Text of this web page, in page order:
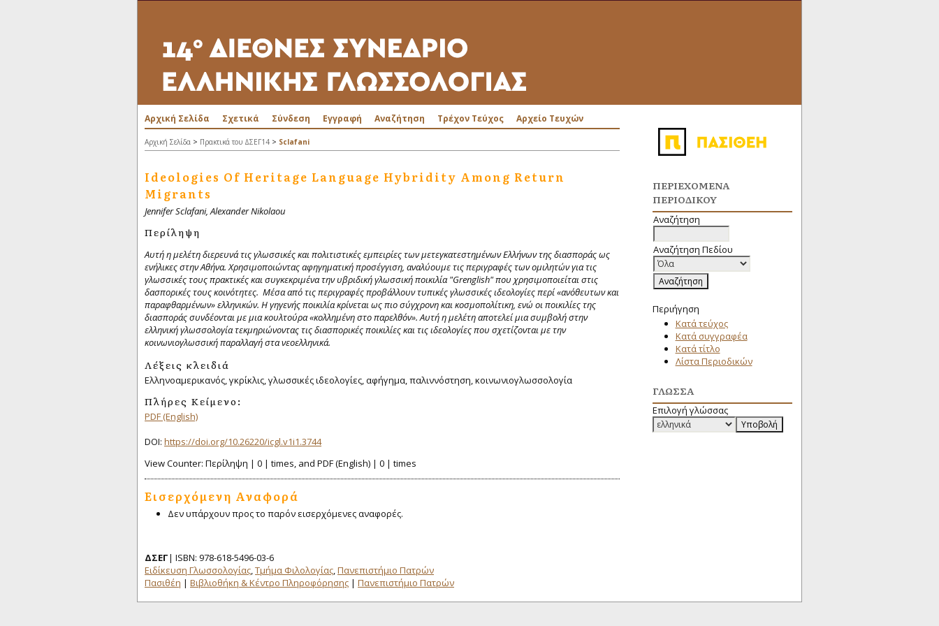
ΠΕΡΙΕΧΌΜΕΝΑ
ΠΕΡΙΟΔΙΚΟΎ
Αναζήτηση
Αναζήτηση Πεδίου
Περιήγηση
Κατά τεύχος
Κατά συγγραφέα
Κατά τίτλο
Λίστα Περιοδικών
ΓΛΏΣΣΑ
Επιλογή γλώσσας
Αρχική Σελίδα Σχετικά Σύνδεση Εγγραφή Αναζήτηση Τρέχον Τεύχος Αρχείο Τευχών
Αρχική Σελίδα > Πρακτικά του ΔΣΕΓ14 > Sclafani
Ideologies Of Heritage Language Hybridity Among Return
Migrants
Jennifer Sclafani, Alexander Nikolaou
Περίληψη
Αυτή η μελέτη διερευνά τις γλωσσικές και πολιτιστικές εμπειρίες των μετεγκατεστημένων Ελλήνων της διασποράς ως
ενήλικες στην Αθήνα. Χρησιμοποιώντας αφηγηματική προσέγγιση, αναλύουμε τις περιγραφές των ομιλητών για τις
γλωσσικές τους πρακτικές και συγκεκριμένα την υβριδική γλωσσική ποικιλία "Grenglish" που χρησιμοποιείται στις
δασπορικές τους κοινότητες. Μέσα από τις περιγραφές προβάλλουν τυπικές γλωσσικές ιδεολογίες περί «ανόθευτων και
παραφθαρμένων» ελληνικών. Η γηγενής ποικιλία κρίνεται ως πιο σύγχρονη και κοσμοπολίτικη, ενώ οι ποικιλίες της
διασποράς συνδέονται μεμια κουλτούρα «κολλημένη στο παρελθόν». Αυτή η μελέτη αποτελεί μια συμβολή στην
ελληνική γλωσσολογία τεκμηριώνοντας τις διασπορικές ποικιλίες και τις ιδεολογίες που σχετίζονται με την
κοινωνιογλωσσική παραλλαγή στα νεοελληνικά.
Λέξεις κλειδιά
Ελληνοαμερικανός, γκρίκλις, γλωσσικές ιδεολογίες, αφήγημα, παλιννόστηση, κοινωνιογλωσσολογία
Πλήρες Κείμενο:
PDF (English)
DOI: https://doi.org/10.26220/icgl.v1i1.3744
View Counter: Περίληψη | 0 | times, and PDF (English) | 0 | times
Εισερχόμενη Αναφορά
Δεν υπάρχουν προς το παρόν εισερχόμενες αναφορές.
ΔΣΕΓ| ISBN: 978-618-5496-03-6
Ειδίκευση Γλωσσολογίας,Τμήμα Φιλολογίας,Πανεπιστήμιο Πατρών
Πασιθέη | Βιβλιοθήκη & Κέντρο Πληροφόρησης | Πανεπιστήμιο Πατρών